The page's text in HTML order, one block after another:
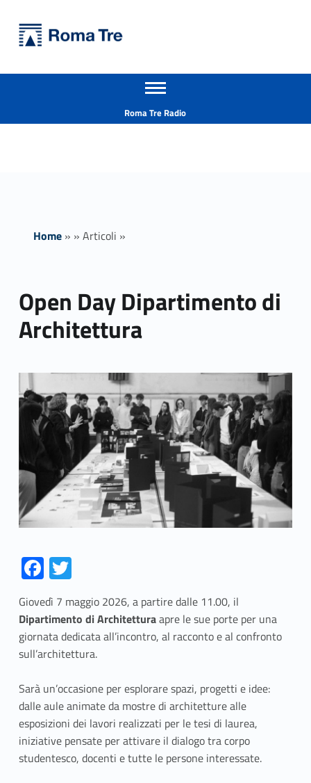
Open Day Dipartimento di Architettura - Università Roma Tre
Apri il menu secondario
Roma Tre Radio
Home» » Articoli »
Open Day Dipartimento di
Architettura
Link identifier archive #link-archive-thumb-soap-96466
Fa
ce
b
o
o
k
T
w
itt
er
Giovedì 7 maggio 2026, a partire dalle 11.00, il
Dipartimento di Architetturaapre le sue porte per una
giornata dedicata all’incontro, al racconto e al confronto
sull’architettura.
Sarà un’occasione per esplorare spazi, progetti e idee:
dalle aule animate da mostre di architetture alle
esposizioni dei lavori realizzati per le tesi di laurea,
iniziative pensate per attivare il dialogo tra corpo
studentesco, docenti e tutte le persone interessate.